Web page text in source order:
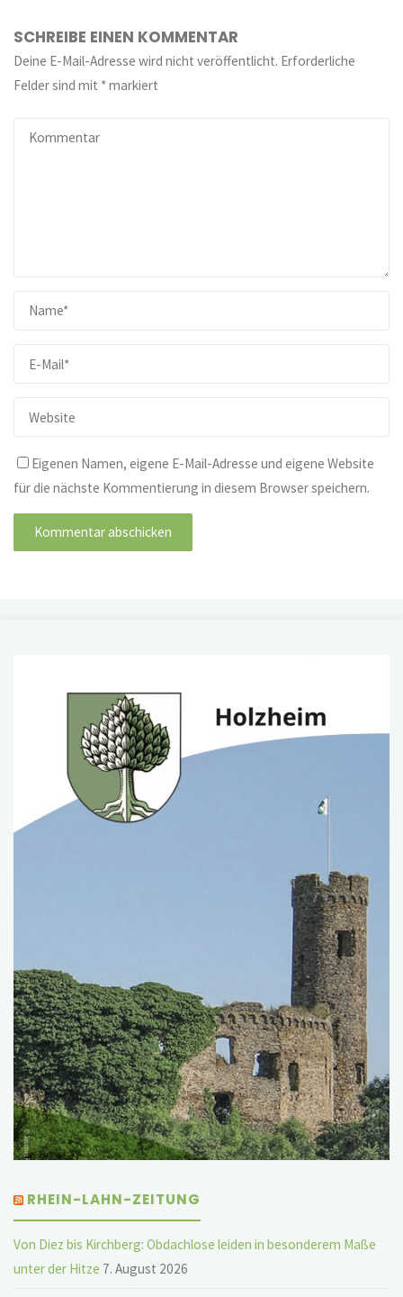
SCHREIBE EINEN KOMMENTAR
Deine E-Mail-Adresse wird nicht veröffentlicht. Erforderliche
Felder sind mit *markiert
Eigenen Namen, eigene E-Mail-Adresse und eigene Website
für die nächste Kommentierung in diesem Browser speichern.
RHEIN-LAHN-ZEITUNG
Von Diez bis Kirchberg: Obdachlose leiden in besonderem Maße
unter der Hitze 7. August 2026